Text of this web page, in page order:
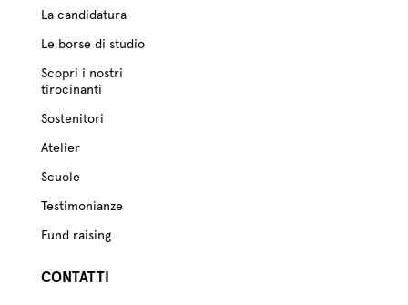
La candidatura
Le borse di studio
Scopri i nostri
tirocinanti
Sostenitori
Atelier
Scuole
Testimonianze
Fund raising
CONTATTI